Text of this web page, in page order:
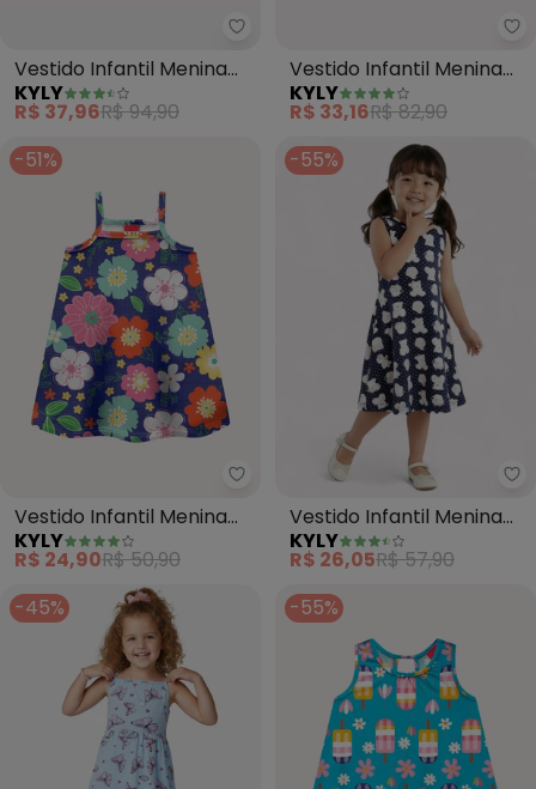
Kyly - Vestido Infantil Menina
Vestido Infantil Menina
Bichinhos (Azul Marinho)
KYLY
R$ 37,96R$ 94,90
Vestido Infantil Menina
Doces (Azul Marinho)
KYLY
R$ 33,16R$ 82,90
-51%
Kyly - Vestido Infantil Menina
Vestido Infantil Menina
Flores (Azul)
KYLY
R$ 24,90R$ 50,90
-55%
Vestido Infantil Menina
Estampado (Azul)
KYLY
R$ 26,05R$ 57,90
-45%
-55%